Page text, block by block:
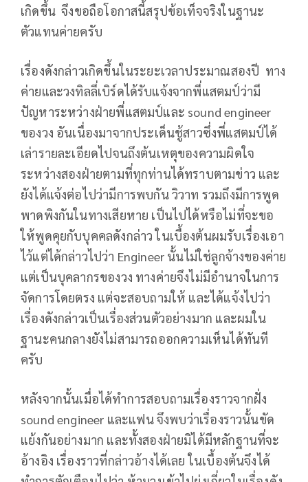
เกิดขึ้น จึงขอถือโอกาสนี้สรุปข้อเท็จจริงในฐานะ
ตัวแทนค่ายครับ
เรื่องดังกล่าวเกิดขึ้นในระยะเวลาประมาณสองปี ทาง
ค่ายและวงทิลลี่เบิร์ดได้รับแจ้งจากพี่แสตมป์ว่ามี
ปัญหาระหว่างฝ่ายพี่แสตมป์และ sound engineer
ของวง อันเนื่องมาจากประเด็นชู้สาวซึ่งพี่แสตมป์ได้
เล่ารายละเอียดไปจนถึงต้นเหตุของความผิดใจ
ระหว่างสองฝ่ายตามที่ทุกท่านได้ทราบตามข่าว และ
ยังได้แจ้งต่อไปว่ามีการพบกัน วิวาท รวมถึงมีการพูด
พาดพิงกันในทางเสียหาย เป็นไปได้หรือไม่ที่จะขอ
ให้พูดคุยกับบุคคลดังกล่าว ในเบื้องต้นผมรับเรื่องเอา
ไว้แต่ได้กล่าวไปว่า Engineer นั้นไม่ใช่ลูกจ้างของค่าย
แต่เป็นบุคลากรของวง ทางค่ายจึงไม่มีอำนาจในการ
จัดการโดยตรง แต่จะสอบถามให้ และได้แจ้งไปว่า
เรื่องดังกล่าวเป็นเรื่องส่วนตัวอย่างมาก และผมใน
ฐานะคนกลางยังไม่สามารถออกความเห็นได้ทันที
ครับ
หลังจากนั้นเมื่อได้ทำการสอบถามเรื่องราวจากฝั่ง
sound engineer และแฟน จึงพบว่าเรื่องราวนั้นขัด
แย้งกันอย่างมาก และทั้งสองฝ่ายมิได้มีหลักฐานที่จะ
อ้างอิง เรื่องราวที่กล่าวอ้างได้เลย ในเบื้องต้นจึงได้